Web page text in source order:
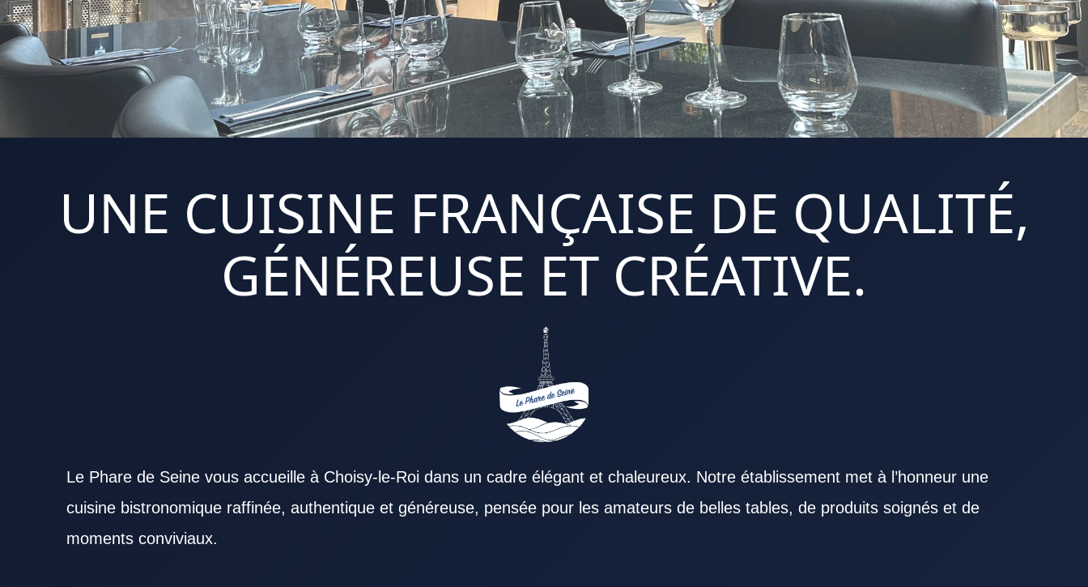
UNE CUISINE FRANÇAISE DE QUALITÉ,
GÉNÉREUSE ET CRÉATIVE.
Le Phare de Seine vous accueille à Choisy-le-Roi dans un cadre élégant et chaleureux. Notre établissement met à l’honneur une
cuisine bistronomique raffinée, authentique et généreuse, pensée pour les amateurs de belles tables, de produits soignés et de
moments conviviaux.